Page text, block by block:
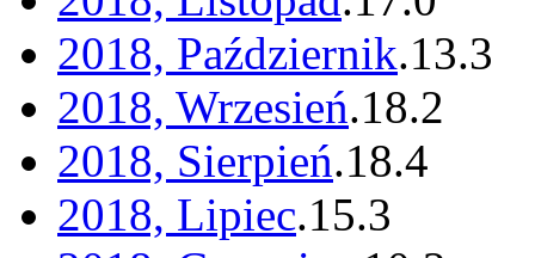
2018, Październik.13.3
2018, Wrzesień.18.2
2018, Sierpień.18.4
2018, Lipiec.15.3